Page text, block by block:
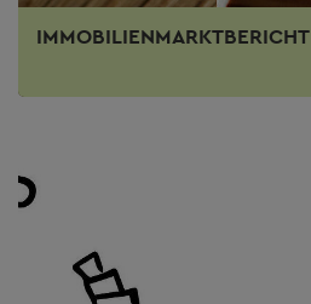
IMMOBILIENMARKTBERICHT